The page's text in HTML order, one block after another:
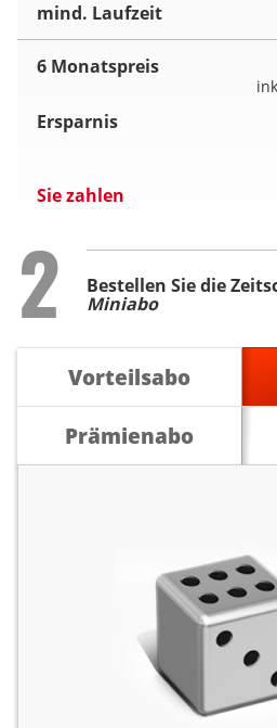
mind. Laufzeit
6 Monatspreis
Ersparnis
Sie zahlen
Step
2 Bestellen Sie die
Miniabo
Vorteilsabo
Prämienabo